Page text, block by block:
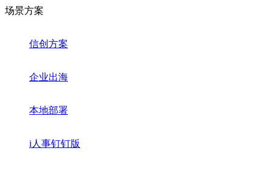
场景方案
信创方案
企业出海
本地部署
i人事钉钉版